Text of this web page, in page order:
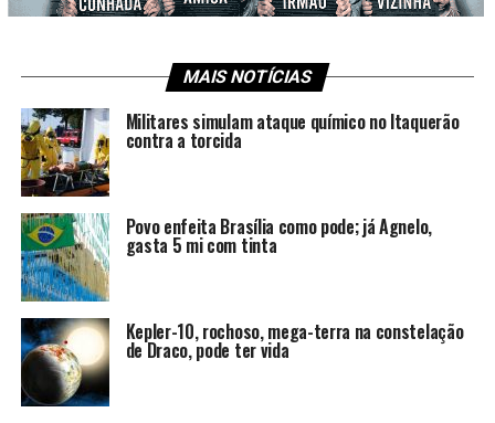
MAIS NOTÍCIAS
Militares simulam ataque químico no Itaquerão
contra a torcida
Povo enfeita Brasília como pode; já Agnelo,
gasta 5 mi com tinta
Kepler-10, rochoso, mega-terra na constelação
de Draco, pode ter vida